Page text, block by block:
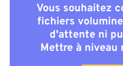
Vous souhaitez
fichiers
d'attente ni
Mettre à niveau